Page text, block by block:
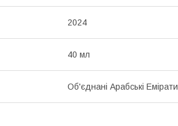
2024
40 мл
Об'єднані Арабські Емірати